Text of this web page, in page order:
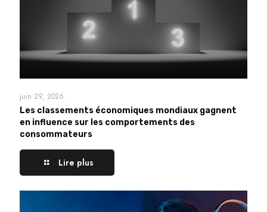
juin 29, 2026
Les classements économiques mondiaux gagnent
en influence sur les comportements des
consommateurs
Lire plus